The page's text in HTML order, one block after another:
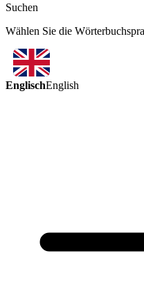
Suchen
Wählen Sie die
EnglischEnglish